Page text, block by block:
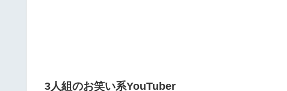
3人組のお笑い系YouTuber